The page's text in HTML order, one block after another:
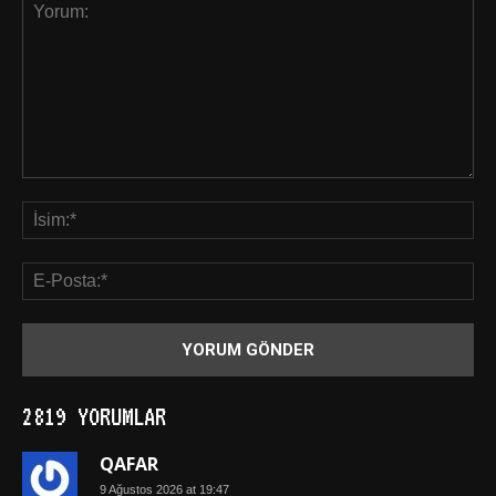
2819 YORUMLAR
QAFAR
9 Ağustos 2026 at 19:47